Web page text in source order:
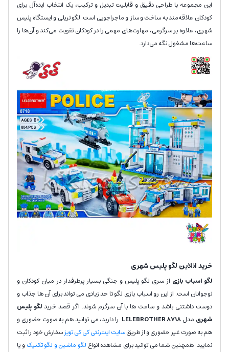
این مجموعه با طراحی دقیق و قابلیت تبدیل و ترکیب، یک انتخاب ایده‌آل برای
کودکان علاقه‌مند به ساخت و ساز و ماجراجویی است. لگو تریلی و ایستگاه پلیس
شهری، علاوه بر سرگرمی، مهارت‌های مهمی را در کودکان تقویت می‌کند و آن‌ها را
ساعت‌ها مشغول نگه می‌دارد.
خرید انلاین لگو پلیس شهری
لگو اسباب بازی از سری لگو پلیس و جنگی بسیار پرطرفدار در میان کودکان و
نوجوانان است. از این رو اسباب بازی لگو تا حد زیادی می تواند برای آن ها جذاب و
دوست داشتنی باشد و ساعت ها با آن سرگرم شوند. اگر قصد خریدلگو پلیس
شهری مدلLELEBROTHER 8718 را دارید، می توانید هم به صورت حضوری و
هم به صورت غیر حضوری و از طریقسایت اینترنتی کی کی تویزسفارش خود را ثبت
نمایید. همچنین شما می توانید برای مشاهده انواع لگو ماشین و لگو تکنیکو یا